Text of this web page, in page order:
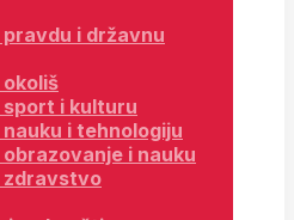
pravdu i državnu
sport i kulturu
i tehnologiju
i nauku
zdravstvo